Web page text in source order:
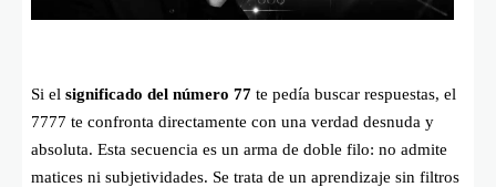
Si el significado del número 77 te pedía buscar respuestas, el
7777 te confronta directamente con una verdad desnuda y
absoluta. Esta secuencia es un arma de doble filo: no admite
matices ni subjetividades. Se trata de un aprendizaje sin filtros